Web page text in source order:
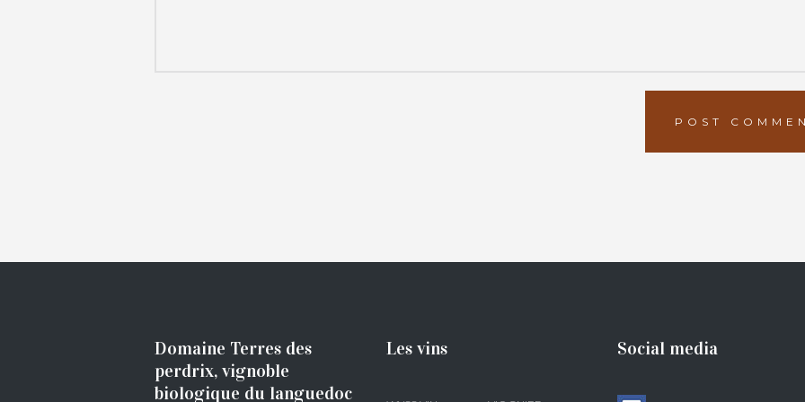
Domaine Terres des
perdrix, vignoble
biologique du languedoc
Les vins Social media